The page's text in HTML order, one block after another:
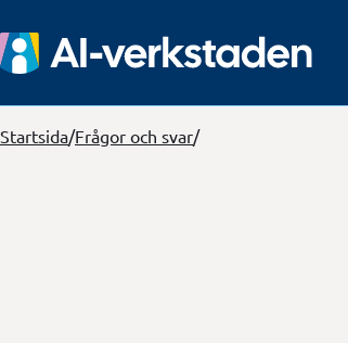
Startsida/Frågor och svar/